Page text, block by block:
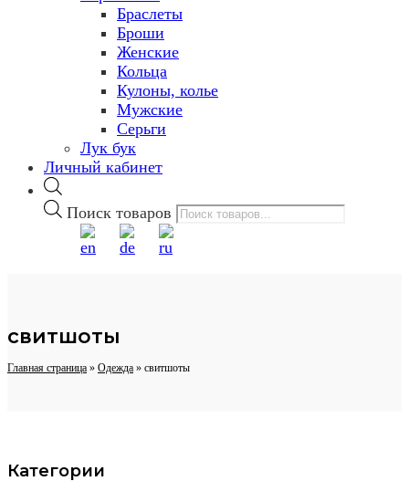
Браслеты
Броши
Женские
Кольца
Кулоны, колье
Мужские
Серьги
Лук бук
Личный кабинет
Поиск товаров
свитшоты
Главная страница » Одежда » свитшоты
Категории